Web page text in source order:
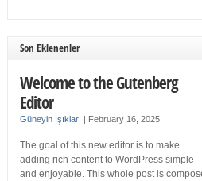
Son Eklenenler
Welcome to the Gutenberg
Editor
Güneyin Işıkları | February 16, 2025
The goal of this new editor is to make
adding rich content to WordPress simple
and enjoyable. This whole post is